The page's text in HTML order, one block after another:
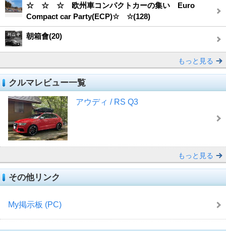
☆ ☆ ☆ 欧州車コンパクトカーの集い Euro
Compact car Party(ECP)☆ ☆(128)
朝箱會(20)
もっと見る
クルマレビュー一覧
アウディ / RS Q3
もっと見る
その他リンク
My掲示板 (PC)